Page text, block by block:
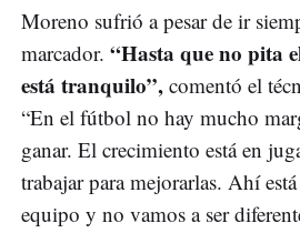
Moreno sufrió a pesar de ir
marcador. “Hasta que no pita
está tranquilo”, comentó el
“En el fútbol no hay mucho
ganar. El crecimiento está en
trabajar para mejorarlas. Ahí
equipo y no vamos a ser